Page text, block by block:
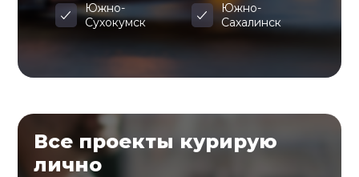
Южно-
Сухокумск
Южно-
Сахалинск
Все проекты курирую
лично